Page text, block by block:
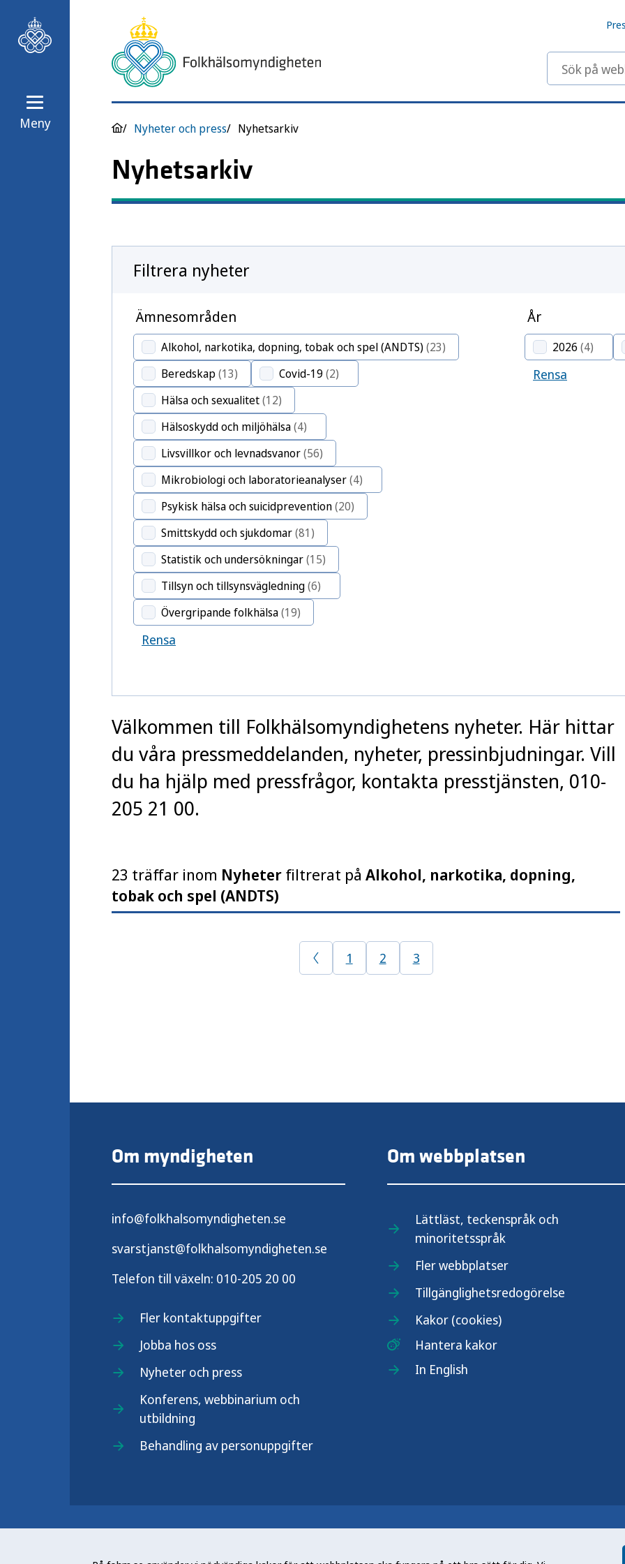
Meny
Sök på
Nyheter och press Nyhetsarkiv
Nyhetsarkiv
Filtrera nyheter
Ämnesområden
Alkohol, narkotika, dopning, tobak och spel (ANDTS)(23)
Beredskap(13) Covid-19 (2)
Hälsa och sexualitet(12)
Hälsoskydd och miljöhälsa(4)
Livsvillkor och levnadsvanor(56)
Mikrobiologi och laboratorieanalyser(4)
Psykisk hälsa och suicidprevention(20)
Smittskydd och sjukdomar(81)
Statistik och undersökningar(15)
Tillsyn och tillsynsvägledning(6)
Övergripande folkhälsa(19)
Rensa
År
2026 (4)
Rensa
Välkommen till Folkhälsomyndighetens nyheter. Här hittar
du våra pressmeddelanden, nyheter, pressinbjudningar. Vill
du ha hjälp med pressfrågor, kontakta presstjänsten, 010-
205 21 00.
23 träffar inom Nyheter filtrerat på Alkohol, narkotika, dopning,
tobak och spel (ANDTS)
1 2 3
Om myndigheten
info@folkhalsomyndigheten.se
svarstjanst@folkhalsomyndigheten.se
Telefon till växeln: 010-205 20 00
Fler kontaktuppgifter
Jobba hos oss
Nyheter och press
Konferens, webbinarium och
utbildning
Behandling av personuppgifter
Om webbplatsen
Lättläst, teckenspråk och
minoritetsspråk
Fler webbplatser
Tillgänglighetsredogörelse
Kakor (cookies)
Hantera kakor
In English
arbetar för en bättre folkhälsa. Det gör myndigheten genom att utveckla